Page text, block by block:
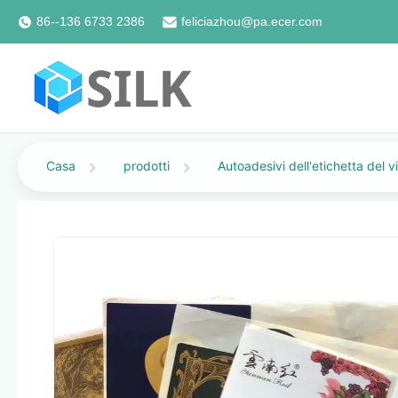
86--136 6733 2386 feliciazhou@pa.ecer.com
Casa prodotti Autoadesivi dell'etichetta del